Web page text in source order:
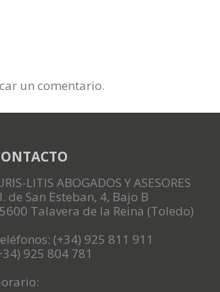
un comentario.
LITIS ABOGADOS Y ASESORES
de San Esteban, 4, Bajo B
Talavera de la Reina (Toledo)
(+34) 925 811 911
925 804 781